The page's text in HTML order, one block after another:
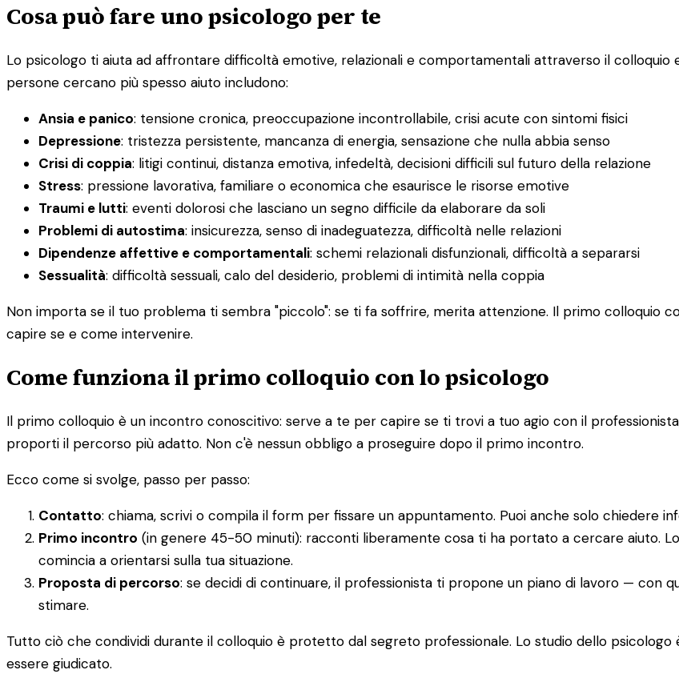
Cosa può fare uno psicologo per te
Lo psicologo ti aiuta ad affrontare difficoltà emotive, relazionali e comportamentali attraverso il colloquio
persone cercano più spesso aiuto includono:
Ansia e panico: tensione cronica, preoccupazione incontrollabile, crisi acute con sintomi fisici
Depressione: tristezza persistente, mancanza di energia, sensazione che nulla abbia senso
Crisi di coppia: litigi continui, distanza emotiva, infedeltà, decisioni difficili sul futuro della relazione
Stress: pressione lavorativa, familiare o economica che esaurisce le risorse emotive
Traumi e lutti: eventi dolorosi che lasciano un segno difficile da elaborare da soli
Problemi di autostima: insicurezza, senso di inadeguatezza, difficoltà nelle relazioni
Dipendenze affettive e comportamentali: schemi relazionali disfunzionali, difficoltà a separarsi
Sessualità: difficoltà sessuali, calo del desiderio, problemi di intimità nella coppia
Non importa se il tuo problema ti sembra "piccolo": se ti fa soffrire, merita attenzione. Il primo colloquio
capire se e come intervenire.
Come funziona il primo colloquio con lo psicologo
Il primo colloquio è un incontro conoscitivo: serve a te per capire se ti trovi a tuo agio con il
proporti il percorso più adatto. Non c'è nessun obbligo a proseguire dopo il primo incontro.
Ecco come si svolge, passo per passo:
Contatto: chiama, scrivi o compila il form per fissare un appuntamento. Puoi anche solo chiedere
Primo incontro (in genere 45-50 minuti): racconti liberamente cosa ti ha portato a cercare aiuto.
comincia a orientarsi sulla tua situazione.
Proposta di percorso: se decidi di continuare, il professionista ti propone un piano di lavoro — con
stimare.
Tutto ciò che condividi durante il colloquio è protetto dal segreto professionale. Lo studio dello
essere giudicato.